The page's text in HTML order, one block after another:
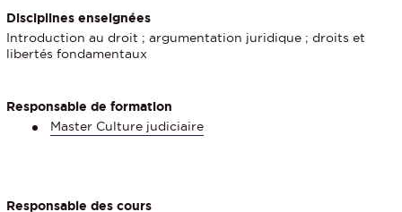
Disciplines enseignées
Introduction au droit ; argumentation juridique ; droits et
libertés fondamentaux
Responsable de formation
Master Culture judiciaire
Responsable des cours